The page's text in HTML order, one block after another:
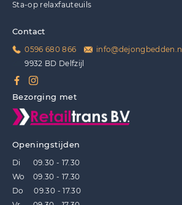
Sta-op relaxfauteuils
Contact
0596 680 866 info@dejongbedden.nl
9932 BD Delfzijl
Bezorging met
Openingstijden
Di 09.30 - 17.30
Wo 09.30 - 17.30
Do 09.30 - 17.30